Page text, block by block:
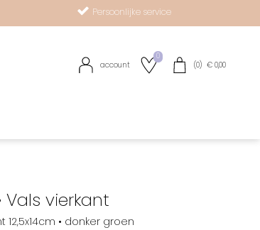
Persoonlijke service
account
0
(0) € 0,00
Vals vierkant
• donker groen